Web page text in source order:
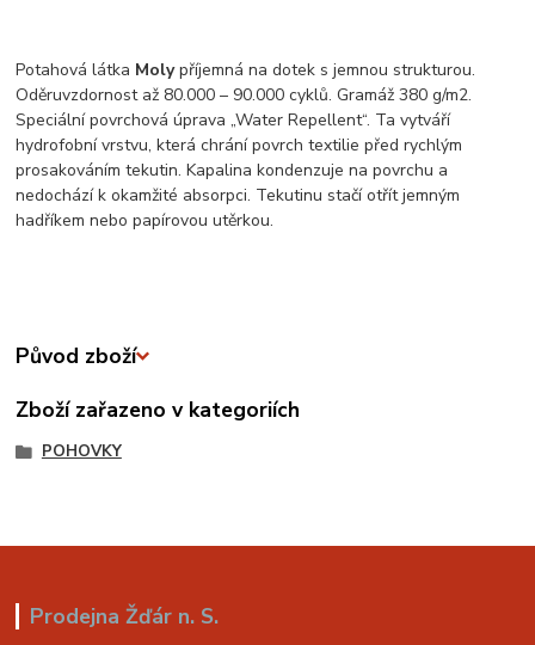
Potahová látka Molypříjemná na dotek s jemnou strukturou.
Oděruvzdornost až 80.000 – 90.000 cyklů. Gramáž 380 g/m2.
Speciální povrchová úprava „Water Repellent“. Ta vytváří
hydrofobní vrstvu, která chrání povrch textilie před rychlým
prosakováním tekutin. Kapalina kondenzuje na povrchu a
nedochází k okamžité absorpci. Tekutinu stačí otřít jemným
hadříkem nebo papírovou utěrkou.
Původ zboží
Zboží zařazeno v kategoriích
POHOVKY
Prodejna Žďár n. S.